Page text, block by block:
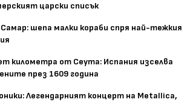
царски списък
шепа малки кораби спря най-тежкия
километра от Сеута: Испания изселва
през 1609 година
Легендарният концерт на Metallica,